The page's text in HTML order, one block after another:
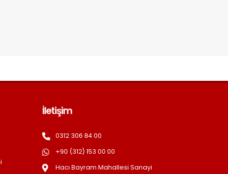
İletişim
0312 306 84 00
+90 (312) 153 00 00
Hacı Bayram Mahallesi Sanayi